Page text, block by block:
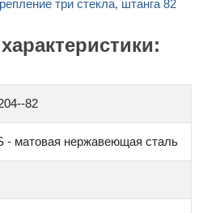
82
- матовая нержавеющая сталь